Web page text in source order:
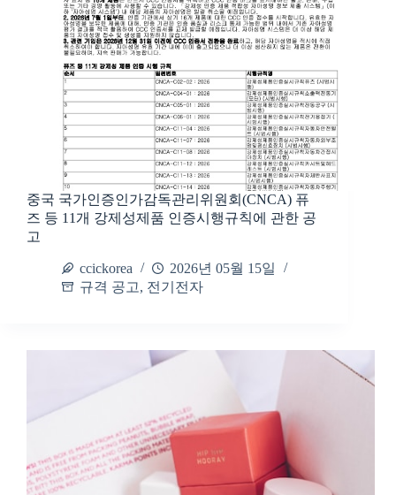
중국 국가인증인가감독관리위원회(CNCA) 퓨
즈 등 11개 강제성제품 인증시행규칙에 관한 공
고
ccickorea
2026년 05월 15일
규격 공고, 전기전자